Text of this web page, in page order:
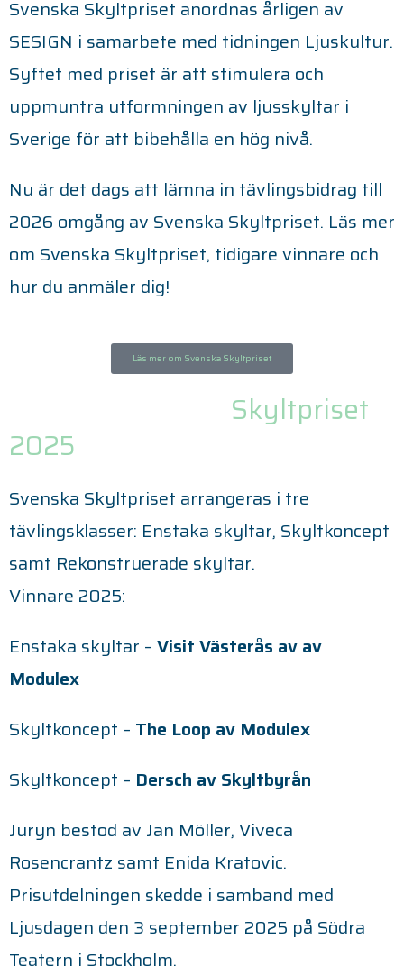
Svenska Skyltpriset anordnas årligen av
SESIGN i samarbete med tidningen Ljuskultur.
Syftet med priset är att stimulera och
uppmuntra utformningen av ljusskyltar i
Sverige för att bibehålla en hög nivå.
Nu är det dags att lämna in tävlingsbidrag till
2026 omgång av Svenska Skyltpriset. Läs mer
om Svenska Skyltpriset, tidigare vinnare och
hur du anmäler dig!
Läs mer om Svenska Skyltpriset
Skyltpriset
2025
Svenska Skyltpriset arrangeras i tre
tävlingsklasser: Enstaka skyltar, Skyltkoncept
samt Rekonstruerade skyltar.
Vinnare 2025:
Enstaka skyltar –Visit Västerås av av
Modulex
Skyltkoncept – The Loop av Modulex
Skyltkoncept – Dersch av Skyltbyrån
Juryn bestod av Jan Möller, Viveca
Rosencrantz samt Enida Kratovic.
Prisutdelningen skedde i samband med
Ljusdagen den 3 september 2025 på Södra
Teatern i Stockholm.